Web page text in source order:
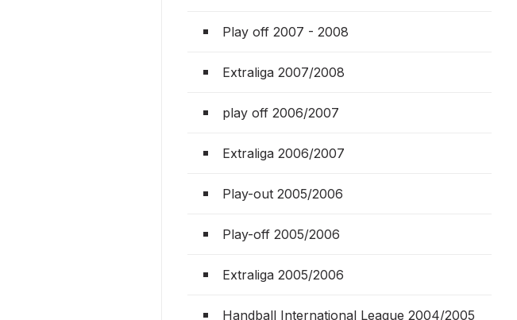
Play off 2007 - 2008
Extraliga 2007/2008
play off 2006/2007
Extraliga 2006/2007
Play-out 2005/2006
Play-off 2005/2006
Extraliga 2005/2006
Handball International League 2004/2005